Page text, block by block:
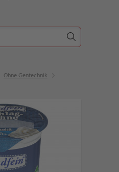
Ohne Gentechnik